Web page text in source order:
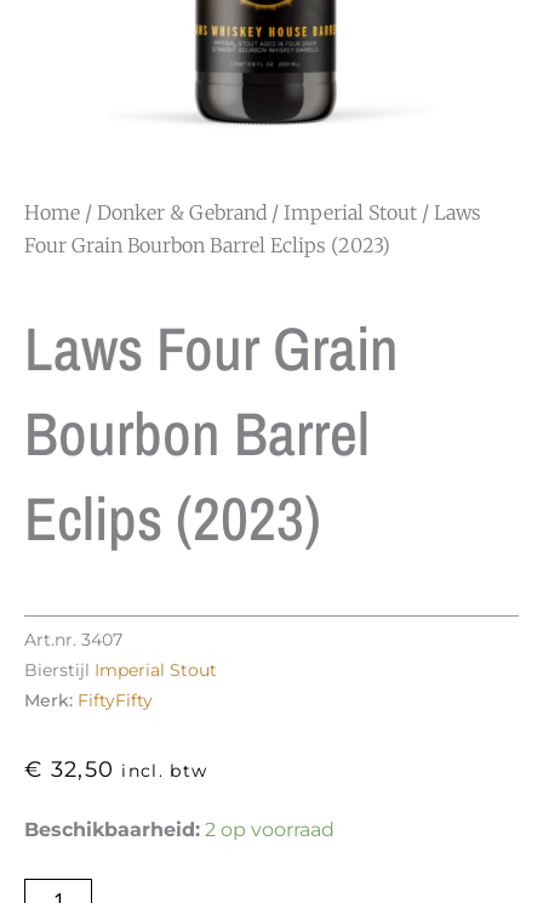
Home / Donker & Gebrand / Imperial Stout / Laws
Four Grain Bourbon Barrel Eclips (2023)
Laws Four Grain
Bourbon Barrel
Eclips (2023)
Art.nr. 3407
Bierstijl Imperial Stout
Merk: FiftyFifty
€ 32,50 incl. btw
Beschikbaarheid: 2 op voorraad
Laws
Grain